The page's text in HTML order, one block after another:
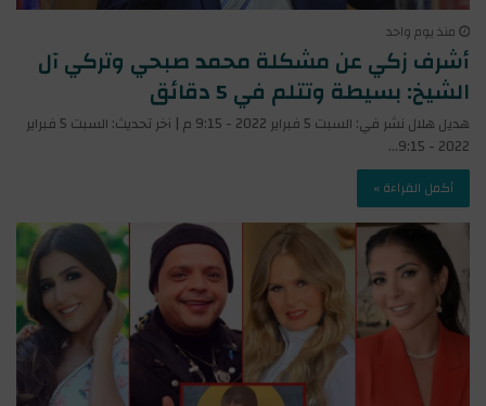
منذ يوم واحد
أشرف زكي عن مشكلة محمد صبحي وتركي آل
الشيخ: بسيطة وتتلم في 5 دقائق
هديل هلال نشر في: السبت 5 فبراير 2022 - 9:15 م | آخر تحديث: السبت 5 فبراير
2022 - 9:15…
أكمل القراءة »